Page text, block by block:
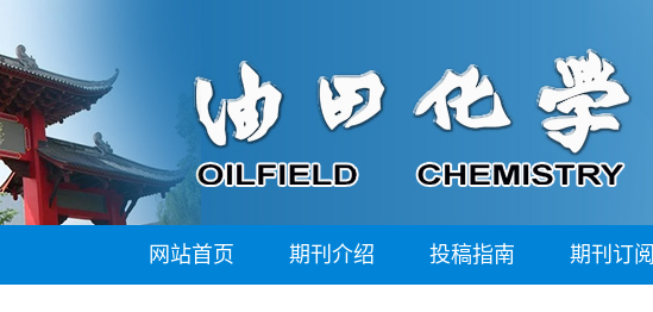
网站首页 期刊介绍 投稿指南 期刊订阅